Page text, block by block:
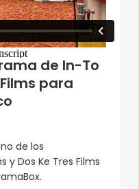
de In-To
para
de los
y Dos Ke Tres Films